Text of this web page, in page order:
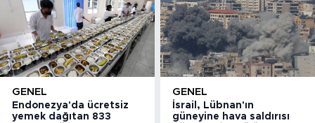
GENEL
Endonezya'da ücretsiz
yemek dağıtan 833
GENEL
İsrail, Lübnan'ın
güneyine hava saldırısı